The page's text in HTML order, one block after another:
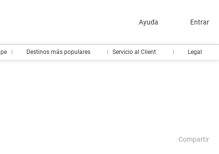
Ayuda Entrar
Destinos más populares Servicio al Client Legal
Compartir